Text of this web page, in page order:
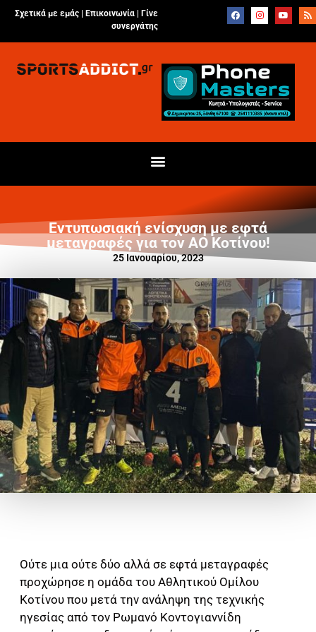
Σχετικά με εμάς | Επικοινωνία
Γίνε
συνεργάτης
Εντυπωσιακή ενίσχυση με εφτά
μεταγραφές για τον ΑΟ Κοτίνου!
25 Ιανουαρίου, 2023
Ούτε μια ούτε δύο αλλά σε εφτά μεταγραφές
προχώρησε η ομάδα του Αθλητικού Ομίλου
Κοτίνου που μετά την ανάληψη της τεχνικής
ηγεσίας από τον Ρωμανό Κοντογιαννίδη